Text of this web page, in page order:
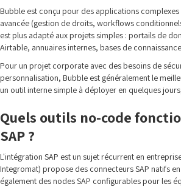
Bubble est conçu pour des applications
avancée (gestion de droits, workflows
est plus adapté aux projets simples : portails de
Airtable, annuaires internes, bases de
Pour un projet corporate avec des besoins de
personnalisation, Bubble est généralement le
un outil interne simple à déployer en quelques
Quels outils no-code
SAP ?
L'intégration SAP est un sujet récurrent en
Integromat) propose des connecteurs SAP natifs
également des nodes SAP configurables pour les